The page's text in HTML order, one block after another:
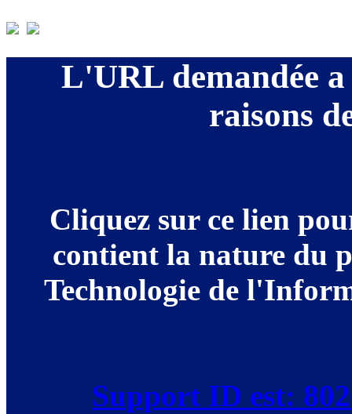
L'URL demandée a
raisons
Cliquez sur ce lien
contient la nature du
Technologie de
Support ID est: